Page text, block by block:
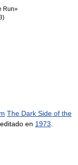
Run»
The Dark Side of the
, editado en 1973